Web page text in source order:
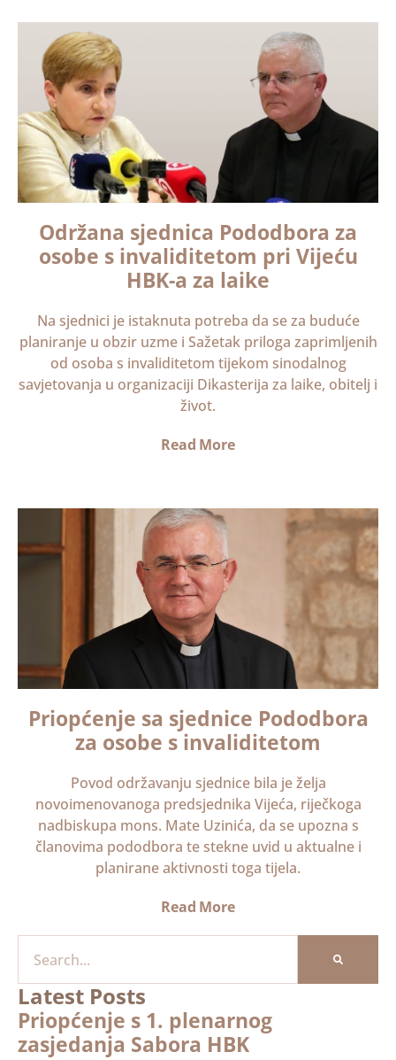
Održana sjednica Pododbora za
osobe s invaliditetom pri Vijeću
HBK-a za laike
Na sjednici je istaknuta potreba da se za buduće
planiranje u obzir uzme i Sažetak priloga zaprimljenih
od osoba s invaliditetom tijekom sinodalnog
savjetovanja u organizaciji Dikasterija za laike, obitelj i
život.
Read More
Priopćenje sa sjednice Pododbora
za osobe s invaliditetom
Povod održavanju sjednice bila je želja
novoimenovanoga predsjednika Vijeća, riječkoga
nadbiskupa mons. Mate Uzinića, da se upozna s
članovima pododbora te stekne uvid u aktualne i
planirane aktivnosti toga tijela.
Read More
Latest Posts
Priopćenje s 1. plenarnog
zasjedanja Sabora HBK